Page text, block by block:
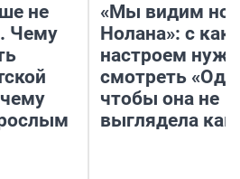
не
Чему
«Мы видим
Нолана»: с
настроем
смотреть
чтобы она не
выглядела как